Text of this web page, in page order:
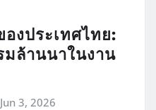
งประเทศไทย:
ล้านนาในงาน
Jun 3, 2026